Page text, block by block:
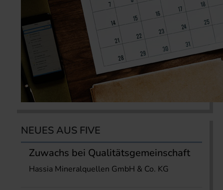
NEUES AUS FIVE
Zuwachs bei Qualitätsgemeinschaft
Hassia Mineralquellen GmbH & Co. KG